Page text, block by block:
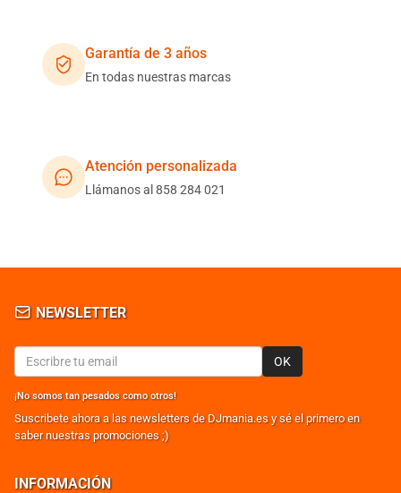
Garantía de 3 años
En todas nuestras marcas
Atención personalizada
Llámanos al 858 284 021
NEWSLETTER
OK
¡No somos tan pesados como otros!
Suscribete ahora a las newsletters de DJmania.es y sé el primero en
saber nuestras promociones ;)
INFORMACIÓN